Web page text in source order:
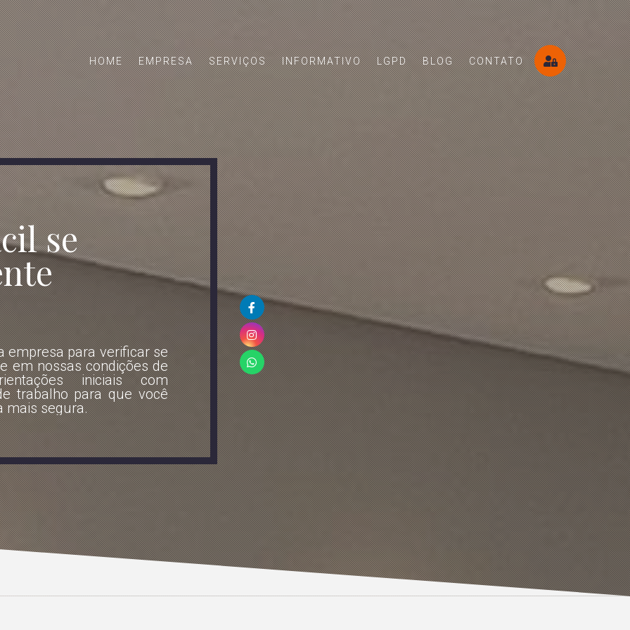
HOME EMPRESA SERVIÇOS INFORMATIVO LGPD BLOG CONTATO
se
empresa para verificar se
em nossas condições de
iniciais com
trabalho para que você
mais segura.